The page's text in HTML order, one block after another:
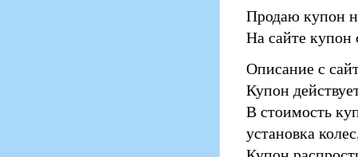
Продаю купон
На сайте купон
Описание с
Купон
В стоимость
установка